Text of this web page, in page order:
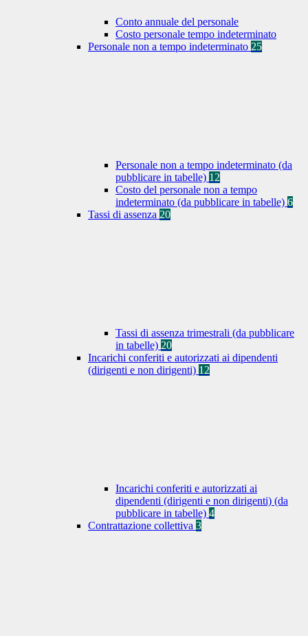
Conto annuale del personale
Costo personale tempo indeterminato
Personale non a tempo indeterminato 25
Personale non a tempo indeterminato (da
pubblicare in tabelle) 12
Costo del personale non a tempo
indeterminato (da pubblicare in tabelle) 6
Tassi di assenza 20
Tassi di assenza trimestrali (da pubblicare
in tabelle) 20
Incarichi conferiti e autorizzati ai dipendenti
(dirigenti e non dirigenti) 12
Incarichi conferiti e autorizzati ai
dipendenti (dirigenti e non dirigenti) (da
pubblicare in tabelle) 4
Contrattazione collettiva 3